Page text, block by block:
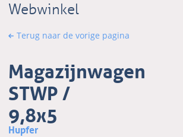
Webwinkel
Terug naar de vorige pagina
Magazijnwagen
STWP /
9,8x5
Hupfer